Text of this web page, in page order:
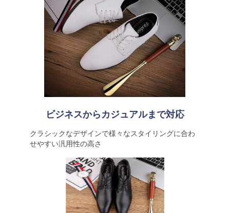
ビジネスからカジュアルまで対応
クラシックなデザインで様々なスタイリングに合わ
せやすい汎用性の高さ